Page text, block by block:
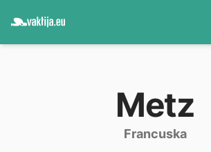
Metz
Francuska